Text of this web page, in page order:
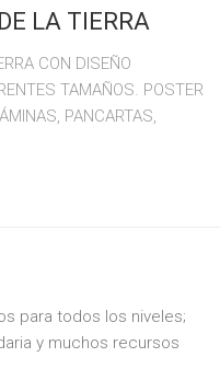
LA TIERRA
CON DISEÑO
TAMAÑOS. POSTER
PANCARTAS,
para todos los niveles;
y muchos recursos